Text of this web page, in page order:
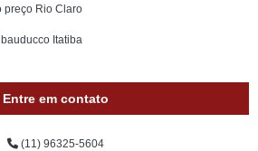
preço Rio Claro
Itatiba
Entre em contato
(11) 96325-5604